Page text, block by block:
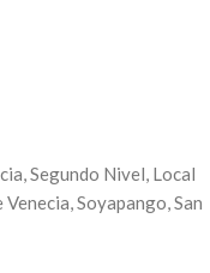
Segundo Nivel, Local
Soyapango, San